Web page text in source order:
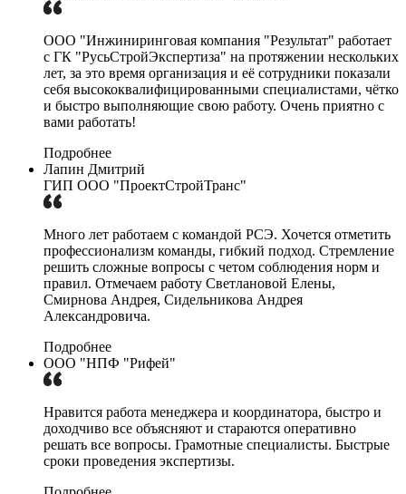
ООО "Инжиниринговая компания "Результат" работает
с ГК "РусьСтройЭкспертиза" на протяжении нескольких
лет, за это время организация и её сотрудники показали
себя высококвалифицированными специалистами, чётко
и быстро выполняющие свою работу. Очень приятно с
вами работать!
Подробнее
Лапин Дмитрий
ГИП ООО "ПроектСтройТранс"
Много лет работаем с командой РСЭ. Хочется отметить
профессионализм команды, гибкий подход. Стремление
решить сложные вопросы с четом соблюдения норм и
правил. Отмечаем работу Светлановой Елены,
Смирнова Андрея, Сидельникова Андрея
Александровича.
Подробнее
ООО "НПФ "Рифей"
Нравится работа менеджера и координатора, быстро и
доходчиво все объясняют и стараются оперативно
решать все вопросы. Грамотные специалисты. Быстрые
сроки проведения экспертизы.